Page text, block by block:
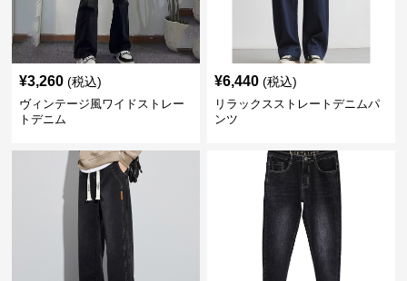
¥3,260 (税込)
ヴィンテージ風ワイドストレー
トデニム
¥6,440 (税込)
リラックスストレートデニムパ
ンツ